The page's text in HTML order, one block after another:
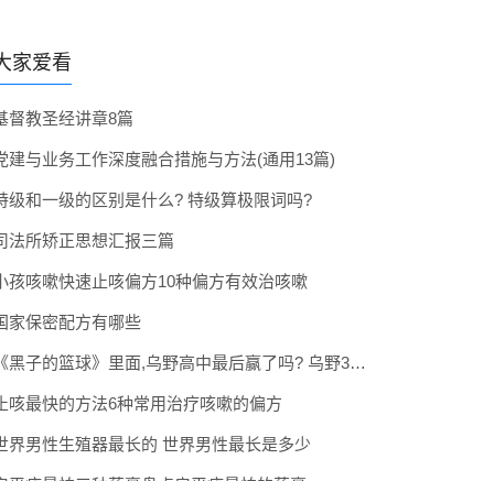
家爱看
督教圣经讲章8篇
建与业务工作深度融合措施与方法(通用13篇)
级和一级的区别是什么? 特级算极限词吗?
法所矫正思想汇报三篇
孩咳嗽快速止咳偏方10种偏方有效治咳嗽
家保密配方有哪些
《黑子的篮球》里面,乌野高中最后赢了吗? 乌野3年拿到全国冠军了吗
咳最快的方法6种常用治疗咳嗽的偏方
界男性生殖器最长的 世界男性最长是多少